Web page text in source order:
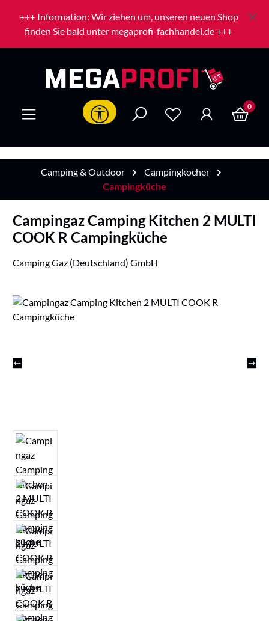
Zum Hauptinhalt springen
+++ Information: Wir ziehen um, unseren neuen Shop
finden Sie bald unter megaprofi-fachhandel.de +++
Werkzeugleiste anzeigen 0
Camping & Outdoor
Campingkocher
Campingküche
Campingaz Camping Kitchen 2 MULTI
COOK R Campingküche
Camping Gaz (Deutschland) GmbH
Bildergalerie überspringen